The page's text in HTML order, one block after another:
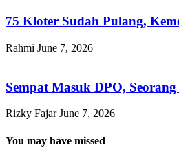
75 Kloter Sudah Pulang,
Rahmi June 7, 2026
Sempat Masuk DPO,
Rizky FajarJune 7, 2026
You may have missed